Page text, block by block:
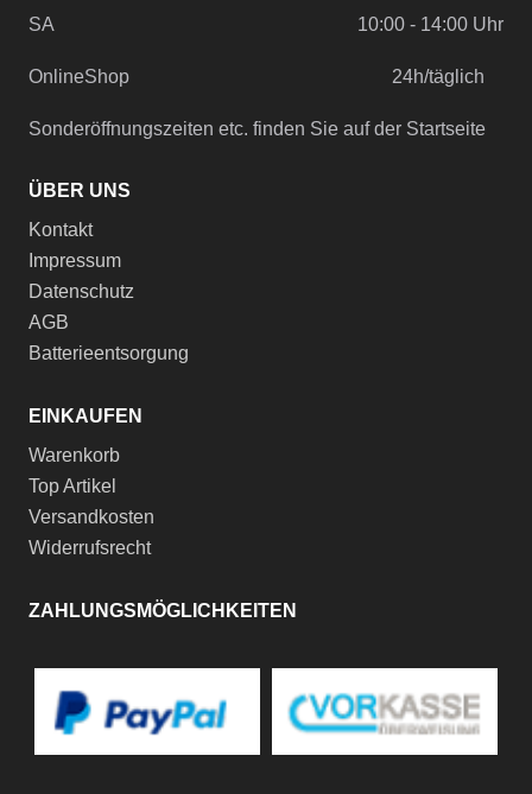
SA
10:00 - 14:00 Uhr
OnlineShop 24h/täglich
Sonderöffnungszeiten etc. finden Sie auf der Startseite
ÜBER UNS
Kontakt
Impressum
Datenschutz
AGB
Batterieentsorgung
EINKAUFEN
Warenkorb
Top Artikel
Versandkosten
Widerrufsrecht
ZAHLUNGSMÖGLICHKEITEN